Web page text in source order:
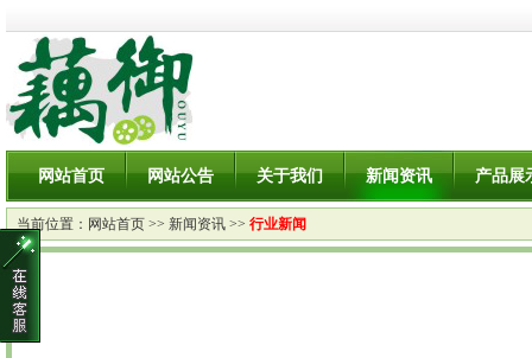
网站首页 网站公告 关于我们 新闻资讯 产品展
当前位置： 网站首页 >> 新闻资讯 >> 行业新闻